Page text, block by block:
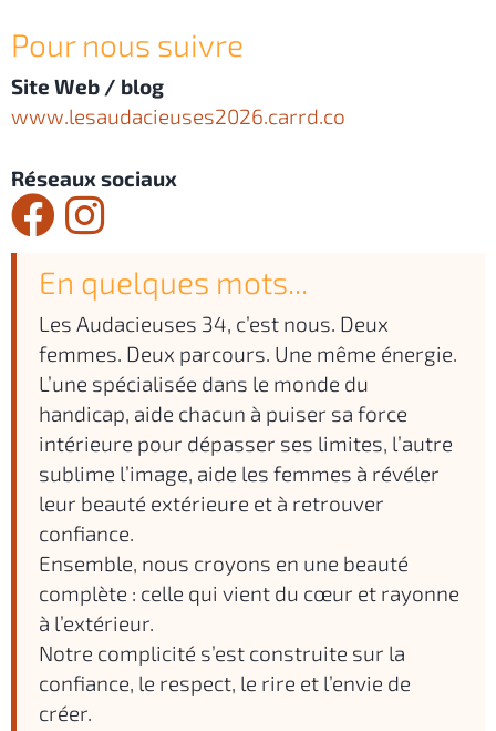
Pour nous suivre
Site Web / blog
www.lesaudacieuses2026.carrd.co
Réseaux sociaux
En quelques mots...
Les Audacieuses 34, c’est nous. Deux
femmes. Deux parcours. Une même énergie.
L’une spécialisée dans le monde du
handicap, aide chacun à puiser sa force
intérieure pour dépasser ses limites, l’autre
sublime l’image, aide les femmes à révéler
leur beauté extérieure et à retrouver
confiance.
Ensemble, nous croyons en une beauté
complète : celle qui vient du cœur et rayonne
à l’extérieur.
Notre complicité s’est construite sur la
confiance, le respect, le rire et l’envie de
créer.